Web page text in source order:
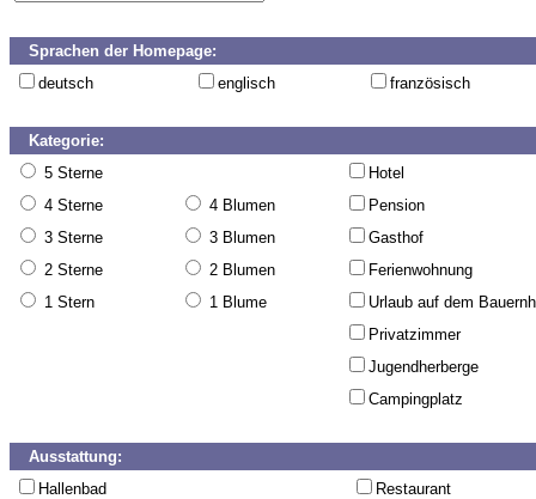
Sprachen der Homepage:
deutsch
englisch französisch
Kategorie:
5 Sterne
Hotel
4 Sterne
4 Blumen
Pension
3 Sterne
3 Blumen
Gasthof
2 Sterne
2 Blumen
Ferienwohnung
1 Stern
1 Blume
Urlaub auf dem
Privatzimmer
Jugendherberge
Campingplatz
Ausstattung:
Hallenbad
Restaurant